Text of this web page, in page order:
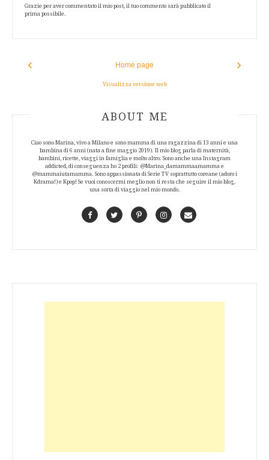
Grazie per aver commentato il mio post, il tuo commento sarà pubblicato il
prima possibile.
‹ ›
Home page
Visualizza versione web
ABOUT AUTHOR
ABOUT ME
Ciao sono Marina, vivo a Milano e sono mamma di una ragazzina di 13 anni e una
bambina di 6 anni (nata a fine maggio 2019). Il mio blog parla di maternità,
bambini, ricette, viaggi in famiglia e molto altro. Sono anche una Instagram
addicted, di conseguenza ho 2 profili: @Marina_damammaamamma e
@mammaiutamamma. Sono appassionata di Serie TV soprattutto coreane (adoro i
Kdrama!) e Kpop! Se vuoi conoscermi meglio non ti resta che seguire il mio blog,
una sorta di viaggio nel mio mondo.
FacebookTwitterPinterestInstagramContact